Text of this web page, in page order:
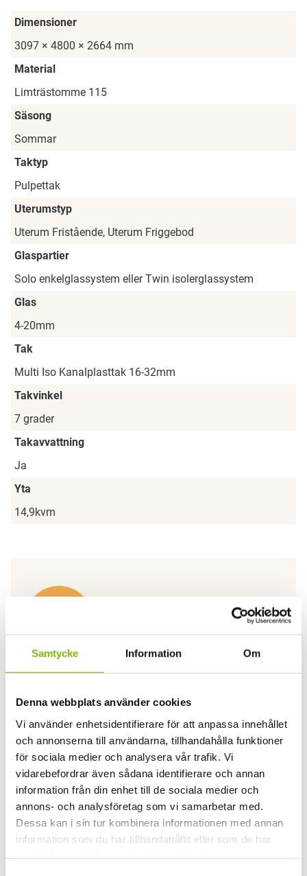
Samtycke Information Om
Denna webbplats använder cookies
Vi använder enhetsidentifierare för att anpassa innehållet
och annonserna till användarna, tillhandahålla funktioner
för sociala medier och analysera vår trafik. Vi
vidarebefordrar även sådana identifierare och annan
information från din enhet till de sociala medier och
annons- och analysföretag som vi samarbetar med.
Dessa kan i sin tur kombinera informationen med annan
information som du har tillhandahållit eller som de har
Dimensioner
3097 × 4800 × 2664 mm
Material
Limträstomme 115
Säsong
Sommar
Taktyp
Pulpettak
Uterumstyp
Uterum Fristående, Uterum Friggebod
Glaspartier
Solo enkelglassystem eller Twin isolerglassystem
Glas
4-20mm
Tak
Multi Iso Kanalplasttak 16-32mm
Takvinkel
7 grader
Takavvattning
Ja
Yta
14,9kvm
Har du en fråga om produkten?
Ditt namn(Obligatoriskt)
Förnamn
Efternamn
Din e-postadress(Obligatoriskt)
Ditt telefonnummer(Obligatoriskt)